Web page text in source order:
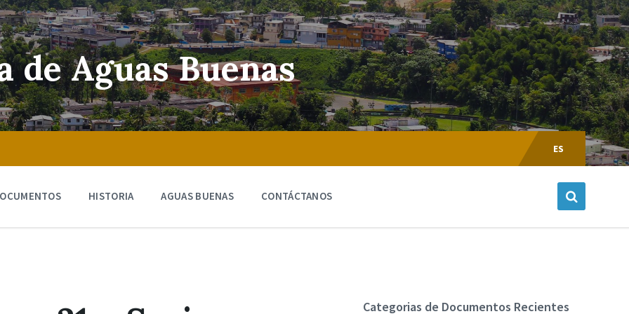
de Aguas Buenas
Escoger
Lenguaje:
ES
HISTORIA AGUAS BUENAS CONTÁCTANOS
Categorias de Documentos Recientes